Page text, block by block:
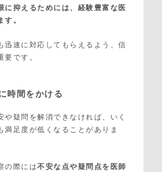
に抑えるためには、経験豊富な医
す。
迅速に対応してもらえるよう、信
要です。
時間をかける
や疑問を解消できなければ、いく
満足度が低くなることがありま
の際には不安な点や疑問点を医師